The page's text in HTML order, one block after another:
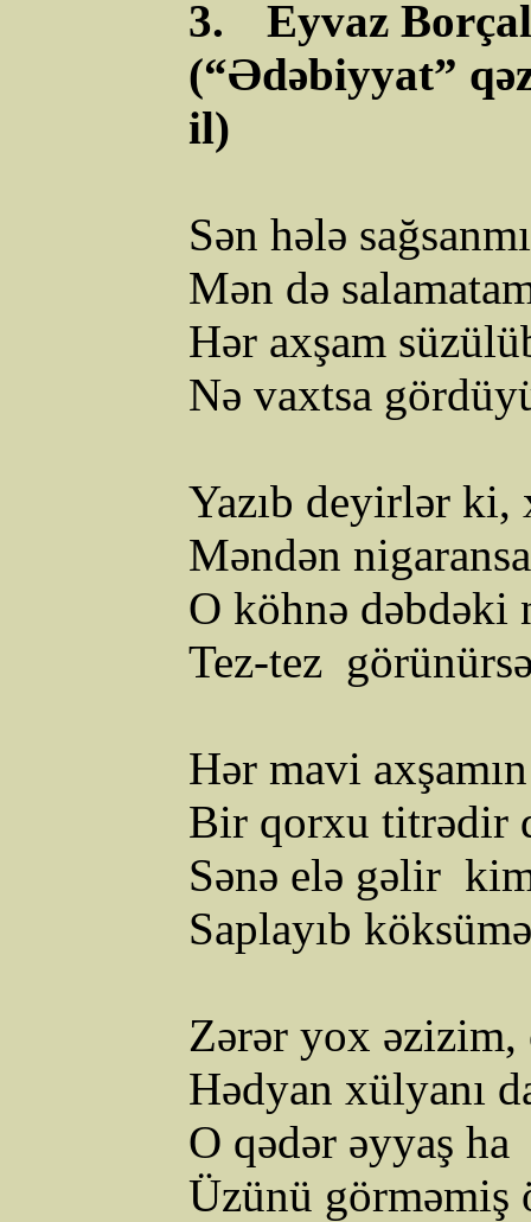
3. Eyvaz
(“Ədəbiyyat”
il)
Sən hələ
Mən də
Hər axşam
Nəvaxtsa
Yazıb deyirlər ki,
Məndən
O köhnə dəbdəki
Tez-tez
Hər mavi
Bir qorxu titrədir
Sənə elə gəlir
Saplayıb
Zərər yox
Hədyan xülyanı
O qədər əyyaş ha
Üzünü görməmiş